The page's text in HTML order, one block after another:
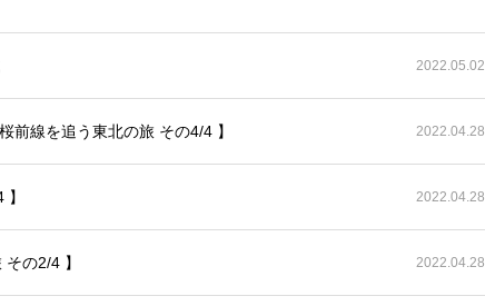
2022.05.02
前線を追う東北の旅 その4/4 】 2022.04.28
2022.04.28
の2/4 】 2022.04.28